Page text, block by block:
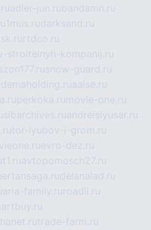
adler-jun.rubandamn.ru
1mus.rudarksand.ru
rtdco.ru
stroitelnyh-kompanij.ru
snow-guard.ru
demaholding.ruaalse.ru
perkoka.ru movie-one.ru
sibarchives.ruandreislyusar.ru
tor-lyubov-i-grom.ru
evro-dez.ru
avtopomosch27.ru
nertansaga.rudelanalad.ru
aria-family.ru roadli.ru
trade-farm.ru